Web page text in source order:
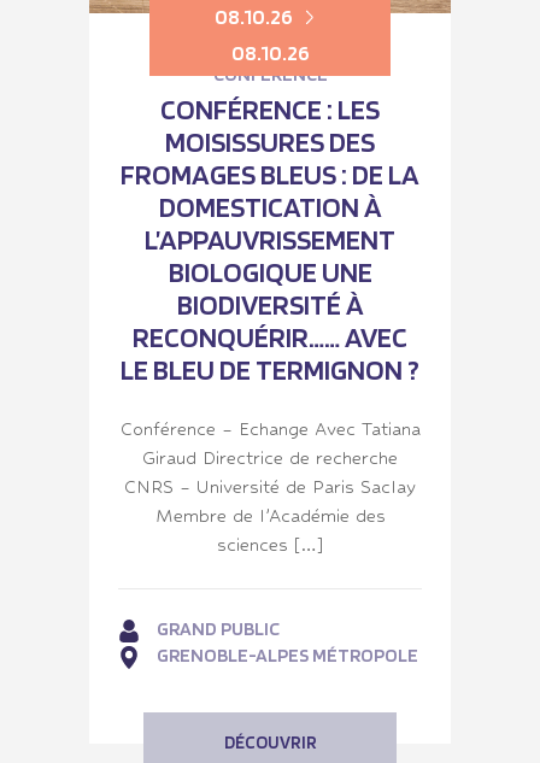
08.10.26
08.10.26
CONFÉRENCE
CONFÉRENCE : LES
MOISISSURES DES
FROMAGES BLEUS : DE LA
DOMESTICATION À
L’APPAUVRISSEMENT
BIOLOGIQUE UNE
BIODIVERSITÉ À
RECONQUÉRIR…… AVEC
LE BLEU DE TERMIGNON ?
Conférence – Echange Avec Tatiana
Giraud Directrice de recherche
CNRS – Université de Paris Saclay
Membre de l’Académie des
sciences […]
GRAND PUBLIC
GRENOBLE-ALPES MÉTROPOLE
DÉCOUVRIR